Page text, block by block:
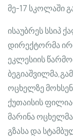
მე-17 სკოლაში
ისაუბრეს სსიპ
დირექტორმა
ეკლესიის
ოცხელზე
ქუთაისის
მარინა
გზასა და